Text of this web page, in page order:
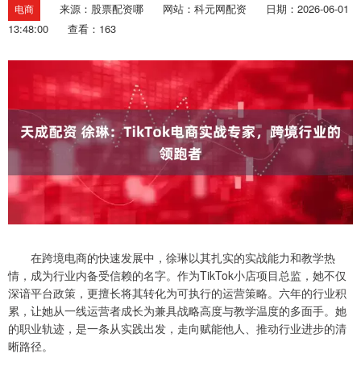
电商 来源：股票配资哪 网站：科元网配资
日期：2026-06-01
13:48:00
查看：163
在跨境电商的快速发展中，徐琳以其扎实的实战能力和教学热
情，成为行业内备受信赖的名字。作为TikTok小店项目总监，她不仅
深谙平台政策，更擅长将其转化为可执行的运营策略。六年的行业积
累，让她从一线运营者成长为兼具战略高度与教学温度的多面手。她
的职业轨迹，是一条从实践出发，走向赋能他人、推动行业进步的清
晰路径。